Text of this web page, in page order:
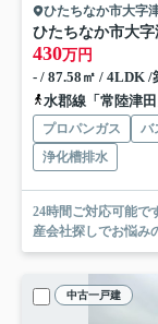
ひたちなか市大字
ひたちなか市大
430万円
- / 87.58㎡ / 4LDK /
水郡線「常陸津
プロパンガス バ
浄化槽排水
24時間ご対応可能で
産会社探しでお悩み
中古一戸建